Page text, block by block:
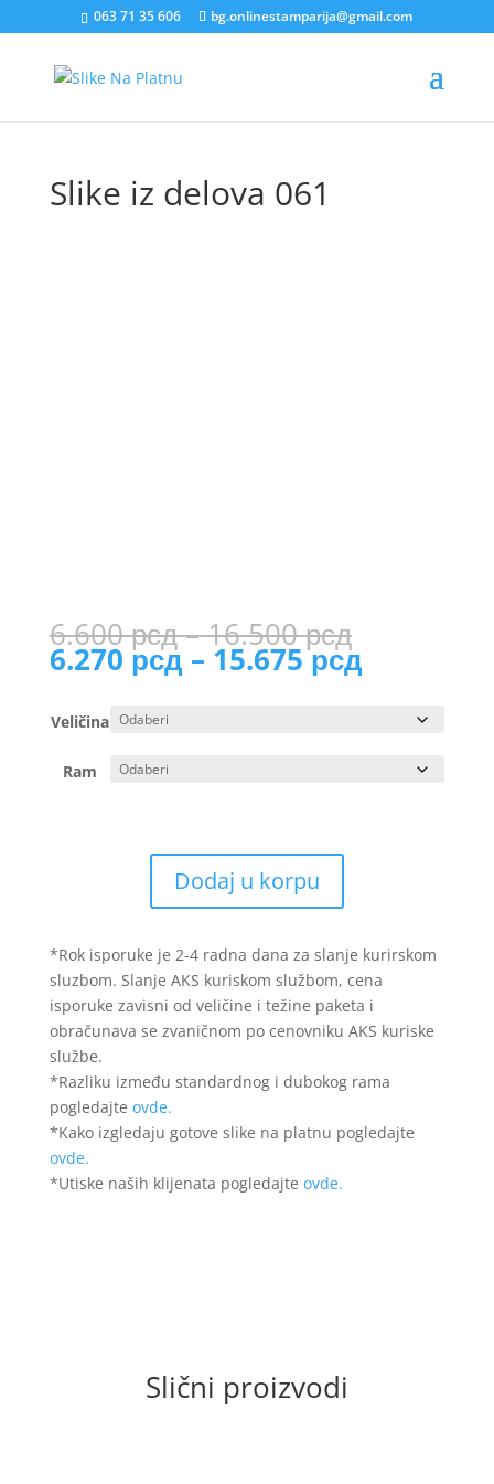
063 71 35 606 bg.onlinestamparija@gmail.com
Slike iz delova 061
6.600рсд–16.500рсдPrice
range:
6.600 рсд
through
16.500 рсд
6.270 рсд – 15.675рсдPrice
range:
6.270 рсд
through
15.675
Veličina
Ram
Dodaj u korpu
*Rok isporuke je 2-4 radna dana za slanje kurirskom
sluzbom. Slanje AKS kuriskom službom, cena
isporuke zavisni od veličine i težine paketa i
obračunava se zvaničnom po cenovniku AKS kuriske
službe.
*Razliku između standardnog i dubokog rama
pogledajte ovde.
*Kako izgledaju gotove slike na platnu pogledajte
ovde.
*Utiske naših klijenata pogledajte ovde.
Slični proizvodi